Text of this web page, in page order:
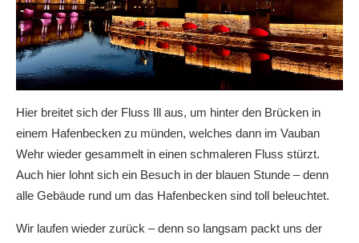
Hier breitet sich der Fluss Ill aus, um hinter den Brücken in
einem Hafenbecken zu münden, welches dann im Vauban
Wehr wieder gesammelt in einen schmaleren Fluss stürzt.
Auch hier lohnt sich ein Besuch in der blauen Stunde – denn
alle Gebäude rund um das Hafenbecken sind toll beleuchtet.
Wir laufen wieder zurück – denn so langsam packt uns der